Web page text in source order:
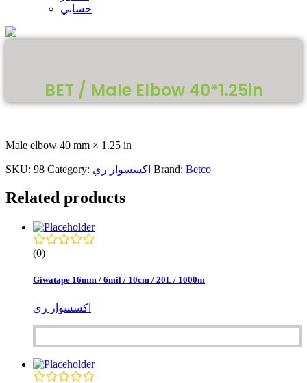
حسابي
BET / Male Elbow 40*1.25in
Male elbow 40 mm × 1.25 in
SKU: 98 Category: اكسسوار ري Brand: Betco
Related products
(0)
Giwatape 16mm / 6mil / 10cm / 20L / 1000m
اكسسوار ري